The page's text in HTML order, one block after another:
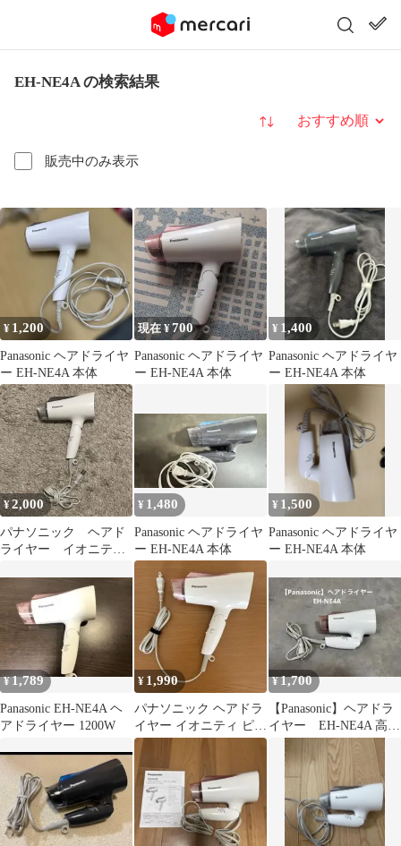
EH-NE4A の検索結果
販売中のみ表示
並び替え
¥ 1,200
Panasonic ヘアドライヤ
ー EH-NE4A 本体
現在 ¥700
Panasonic ヘアドライヤ
ー EH-NE4A 本体
¥ 1,400
Panasonic ヘアドライヤ
ー EH-NE4A 本体
¥2,000
パナソニック ヘアド
ライヤー イオニテ
¥ 1,480
Panasonic ヘアドライヤ
ー EH-NE4A 本体
¥ 1,500
Panasonic ヘアドライヤ
ー EH-NE4A 本体
¥1,789
Panasonic EH-NE4A ヘ
アドライヤー 1200W
¥ 1,990
パナソニック ヘアドラ
イヤー イオニティ ピン
ク EH-NE4A
¥1,700
【Panasonic】ヘアドラ
イヤー EH-NE4A 高性
能 送料無料